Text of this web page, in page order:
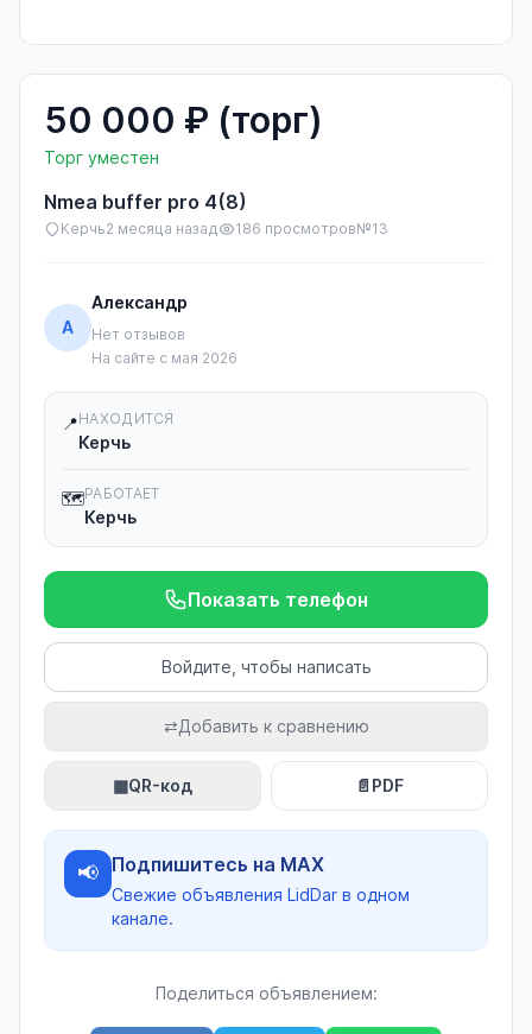
50 000 ₽ (торг)
Торг уместен
Nmea buffer pro 4(8)
Керчь2 месяца назад 186 просмотров№13
А
Александр
Нет отзывов
На сайте с мая 2026
📍НАХОДИТСЯ
Керчь
🗺️РАБОТАЕТ
Керчь
Показать телефон
Войдите, чтобы написать
⇄Добавить к сравнению
▦QR-код 📄 PDF
📢 Подпишитесь на MAX
Свежие объявления LidDar в одном
канале.
Поделиться объявлением: